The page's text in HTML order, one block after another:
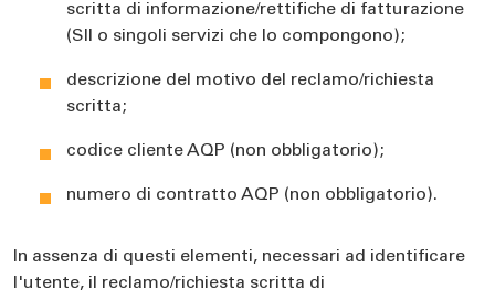
scritta di informazione/rettifiche di fatturazione
(SII o singoli servizi che lo compongono);
descrizione del motivo del reclamo/richiesta
scritta;
codice cliente AQP (non obbligatorio);
numero di contratto AQP (non obbligatorio).
In assenza di questi elementi, necessari ad identificare
l'utente, il reclamo/richiesta scritta di